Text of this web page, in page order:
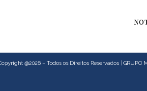
@2026 – Todos os Direitos Reservados |